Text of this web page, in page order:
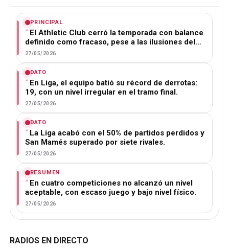
PRINCIPAL
El Athletic Club cerró la temporada con balance
definido como fracaso, pese a las ilusiones del…
27/05/2026
DATO
En Liga, el equipo batió su récord de derrotas:
19, con un nivel irregular en el tramo final.
27/05/2026
DATO
La Liga acabó con el 50% de partidos perdidos y
San Mamés superado por siete rivales.
27/05/2026
RESUMEN
En cuatro competiciones no alcanzó un nivel
aceptable, con escaso juego y bajo nivel físico.
27/05/2026
RADIOS EN DIRECTO